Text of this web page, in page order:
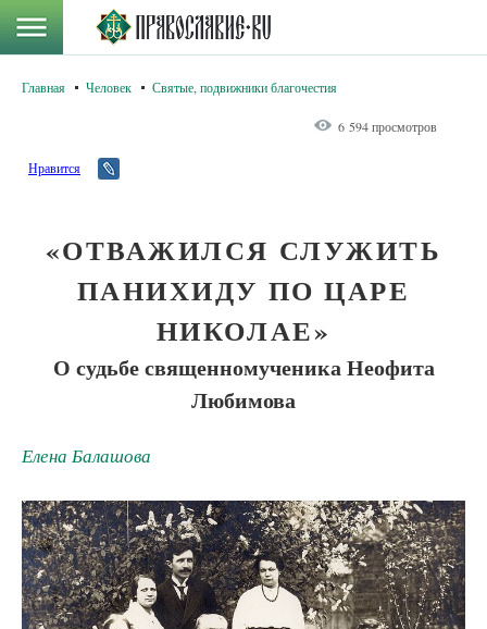
Главная Человек Святые, подвижники благочестия
6 594 просмотров
Нравится
«ОТВАЖИЛСЯ СЛУЖИТЬ
ПАНИХИДУ ПО ЦАРЕ
НИКОЛАЕ»
О судьбе священномученика Неофита
Любимова
Елена Балашова